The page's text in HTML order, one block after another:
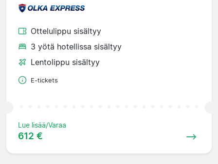
Ottelulippu sisältyy
3 yötä hotellissa sisältyy
Lentolippu sisältyy
E-tickets
Lue lisää/Varaa
612 €